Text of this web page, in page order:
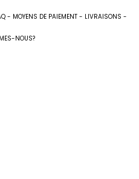
MOYENS DE PAIEMENT LIVRAISONS
NOUS?